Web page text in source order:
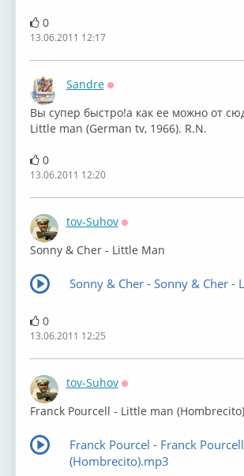
0
13.06.2011 12:17
Sandre
Вы супер быстро!а как ее можно от
Little man (German tv, 1966). R.N.
0
13.06.2011 12:20
tov-Suhov
Sonny & Cher - Little Man
Sonny & Cher - Sonny & Cher -
0
13.06.2011 12:25
tov-Suhov
Franck Pourcell - Little man (Hombrecito)
Franck Pourcel - Franck
(Hombrecito).mp3